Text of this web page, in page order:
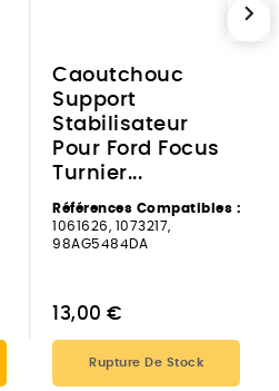
Caoutchouc
Support
Stabilisateur
Pour Ford Focus
Turnier...
Références Compatibles :
1061626, 1073217,
98AG5484DA
13,00 €
Rupture De Stock
chevron_right